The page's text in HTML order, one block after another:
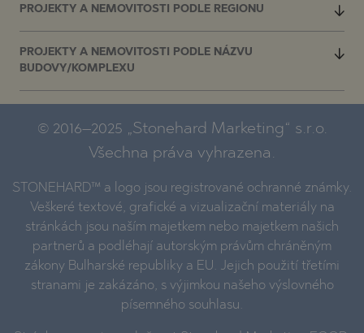
PROJEKTY A NEMOVITOSTI PODLE REGIONU
PROJEKTY A NEMOVITOSTI PODLE NÁZVU
BUDOVY/KOMPLEXU
© 2016–2025 „Stonehard Marketing“ s.r.o.
Všechna práva vyhrazena.
STONEHARD™ a logo jsou registrované ochranné známky.
Veškeré textové, grafické a vizualizační materiály na
stránkách jsou naším majetkem nebo majetkem našich
partnerů a podléhají autorským právům chráněným
zákony Bulharské republiky a EU. Jejich použití třetími
stranami je zakázáno, s výjimkou našeho výslovného
písemného souhlasu.